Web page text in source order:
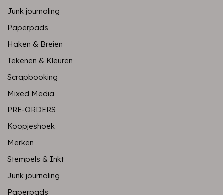
Junk journaling
Paperpads
Haken & Breien
Tekenen & Kleuren
Scrapbooking
Mixed Media
PRE-ORDERS
Koopjeshoek
Merken
Stempels & Inkt
Junk journaling
Paperpads